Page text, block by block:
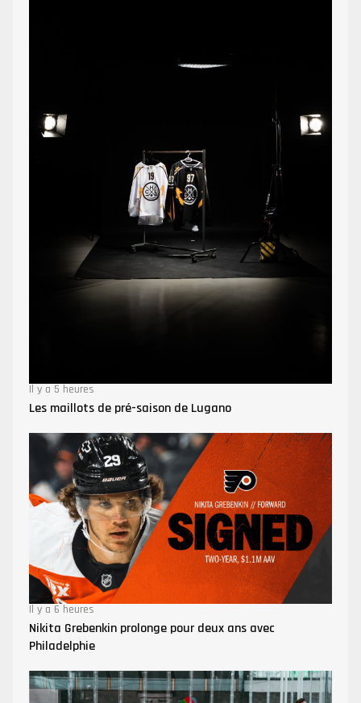
Il y a 5 heures
Les maillots de pré-saison de Lugano
Il y a 6 heures
Nikita Grebenkin prolonge pour deux ans avec
Philadelphie